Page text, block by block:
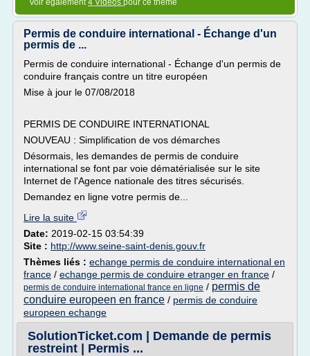
Voir également4 Vidéos pour ce thème
Permis de conduire international - Échange d'un
permis de ...
Permis de conduire international - Échange d'un permis de
conduire français contre un titre européen
Mise à jour le 07/08/2018
PERMIS DE CONDUIRE INTERNATIONAL
NOUVEAU : Simplification de vos démarches
Désormais, les demandes de permis de conduire
international se font par voie dématérialisée sur le site
Internet de l'Agence nationale des titres sécurisés.
Demandez en ligne votre permis de...
Lire la suite
Date: 2019-02-15 03:54:39
Site : http://www.seine-saint-denis.gouv.fr
Thèmes liés : echange permis de conduire international en
france / echange permis de conduire etranger en france /
permis de conduire international france en ligne / permis de
conduire europeen en france / permis de conduire
europeen echange
SolutionTicket.com | Demande de permis
restreint | Permis ...